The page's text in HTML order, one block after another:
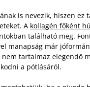
is nevezik, hiszen ez
A kollagén főként
található meg.
manapság már
nem tartalmaz elegendő
a pótlásáról.